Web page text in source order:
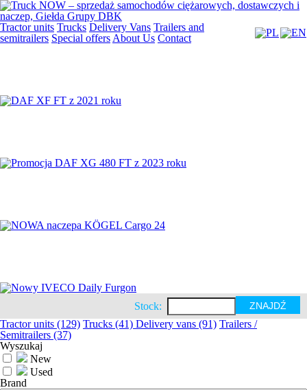
Tractor units Trucks Delivery Vans Trailers and
semitrailers Special offers About Us Contact
Stock: ZNAJDŹ
Tractor units (129) Trucks (41) Delivery vans (91) Trailers /
Semitrailers (37)
Wyszukaj
New
Used
Brand